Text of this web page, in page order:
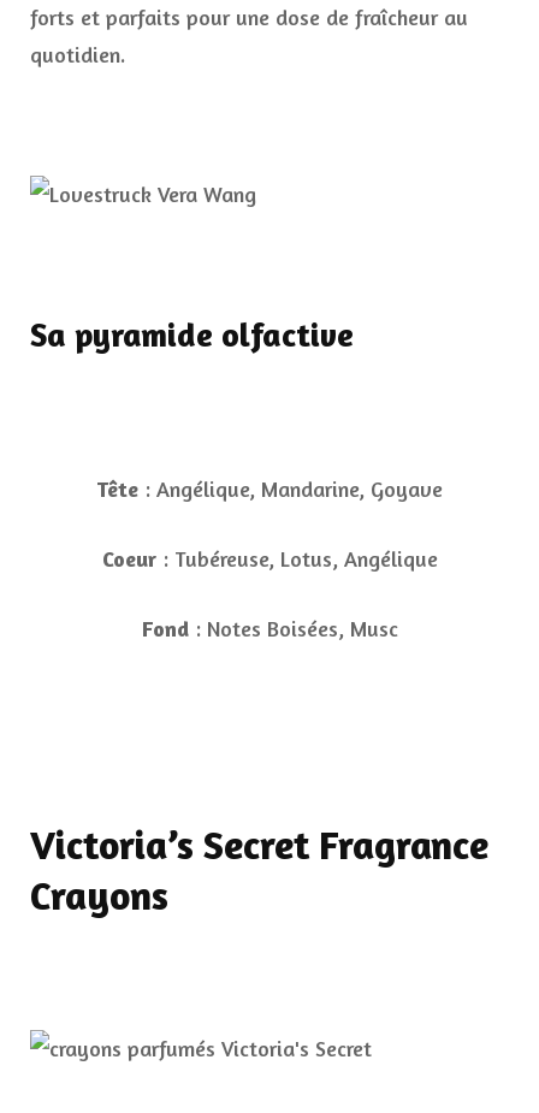
forts et parfaits pour une dose de fraîcheur au
quotidien.
Sa pyramide olfactive
Tête : Angélique, Mandarine, Goyave
Coeur: Tubéreuse, Lotus, Angélique
Fond: Notes Boisées, Musc
Victoria’s Secret Fragrance
Crayons